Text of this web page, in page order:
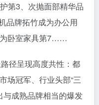
第3、次抛面部精华品
品牌拓竹成为办公用
为卧室家具第7……
径呈现高度共性：都
场冠军、行业头部“三
与成熟品牌相当的爆发